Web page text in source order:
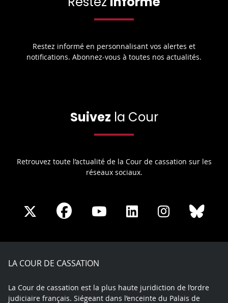
Restez informé en personnalisant vos alertes et
notifications. Abonnez-vous à toutes nos actualités.
Suivez la Cour
Retrouvez toute l’actualité de la Cour de cassation sur les
réseaux sociaux.
Share
X
Share
Facebook
Share
Youtube
Share
LinkedIn
Share
Instagram
LA COUR DE CASSATION
La Cour de cassation est la plus haute juridiction de l’ordre
judiciaire français. Siégeant dans l’enceinte du Palais de